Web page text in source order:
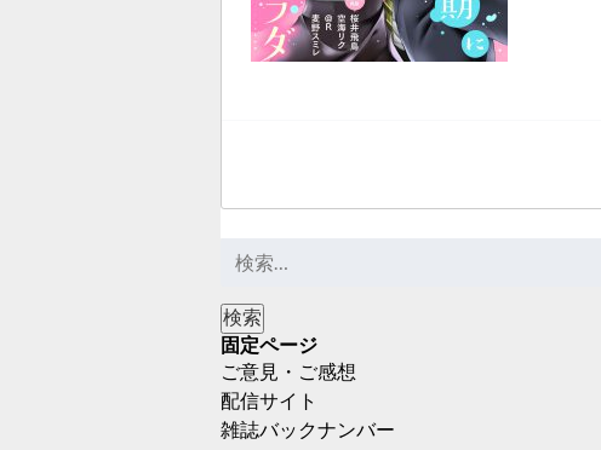
固定ページ
ご意見・ご感想
配信サイト
雑誌バックナンバー